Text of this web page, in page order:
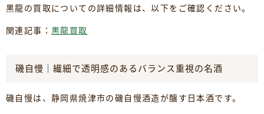
黒龍の買取についての詳細情報は、以下をご確認ください。
関連記事： 黒龍買取
磯自慢｜繊細で透明感のあるバランス重視の名酒
磯自慢は、静岡県焼津市の磯自慢酒造が醸す日本酒です。